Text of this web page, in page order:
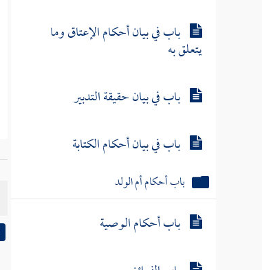
باب في بيان أحكام الإعتاق وما
يتعلق به
باب في بيان حقيقة التدبير
باب في بيان أحكام الكتابة
باب أحكام أم الولد
باب أحكام الوصية